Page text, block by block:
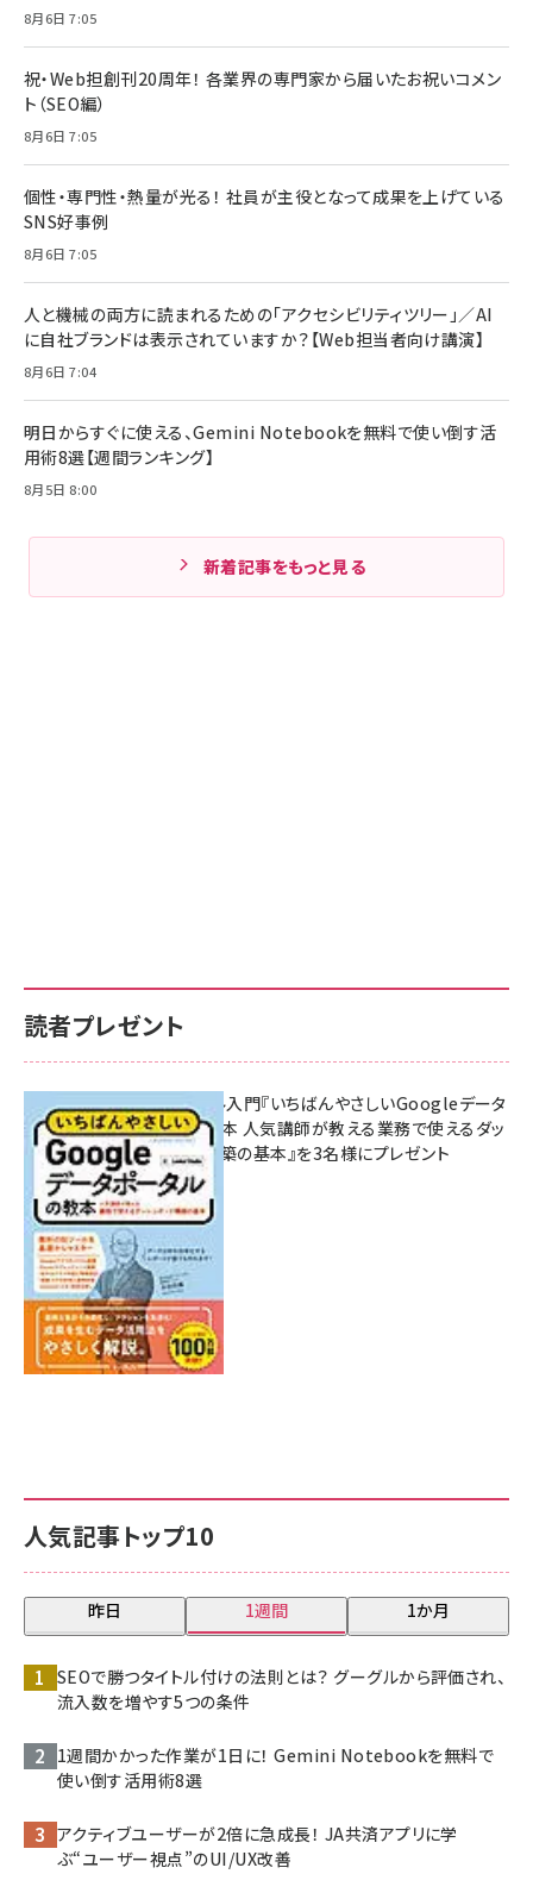
8月6日 7:05
祝・Web担創刊20周年！ 各業界の専門家から届いたお祝いコメン
ト（SEO編）
8月6日 7:05
個性・専門性・熱量が光る！ 社員が主役となって成果を上げている
SNS好事例
8月6日 7:05
人と機械の両方に読まれるための「アクセシビリティツリー」／AI
に自社ブランドは表示されていますか？【Web担当者向け講演】
8月6日 7:04
明日からすぐに使える、Gemini Notebookを無料で使い倒す活
用術8選【週間ランキング】
8月5日 8:00
新着記事をもっと見る
人気記事トップ10
昨日 1週間 1か月
SEOで勝つタイトル付けの法則とは？ グーグルから評価され、
流入数を増やす5つの条件
1週間かかった作業が1日に！ Gemini Notebookを無料で
使い倒す活用術8選
アクティブユーザーが2倍に急成長！ JA共済アプリに学
ぶ“ユーザー視点”のUI/UX改善
読者プレゼント
無料BIツール入門『いちばんやさしいGoogleデータ
ポータルの教本 人気講師が教える業務で使えるダッ
シュボード構築の基本』を3名様にプレゼント
7月31日 10:00